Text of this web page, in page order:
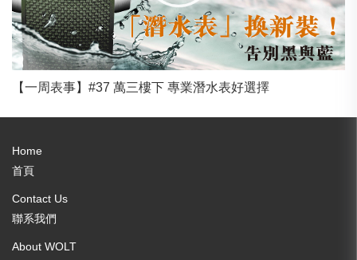
【一周表事】#37 萬三樓下 專業潛水表好選擇
Home
首頁
Contact Us
聯系我們
About WOLT